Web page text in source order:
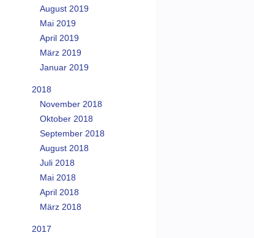
August 2019
Mai 2019
April 2019
März 2019
Januar 2019
2018
November 2018
Oktober 2018
September 2018
August 2018
Juli 2018
Mai 2018
April 2018
März 2018
2017